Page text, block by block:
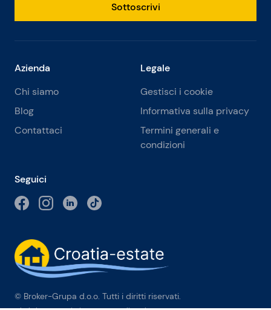
Sottoscrivi
Azienda
Chi siamo
Blog
Contattaci
Legale
Gestisci i cookie
Informativa sulla privacy
Termini generali e
condizioni
Seguici
© Broker-Grupa d.o.o. Tutti i diritti riservati.